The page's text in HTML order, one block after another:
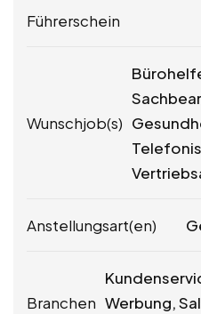
Führerschein
Wunschjob(s)
Anstellungsart(en)
Branchen Werbung,